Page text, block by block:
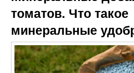
томатов. Что такое
минеральные